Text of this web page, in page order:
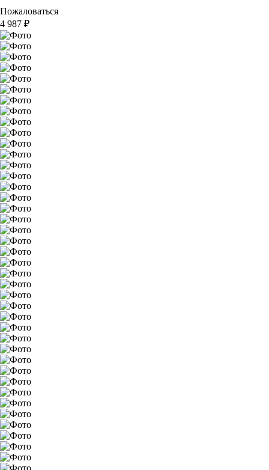
Пожаловаться
4 987 ₽